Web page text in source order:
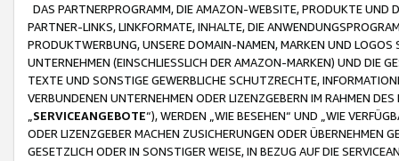
DAS PARTNERPROGRAMM, DIE AMAZON-WEBSITE, PRODUKTE UND
PARTNER-LINKS, LINKFORMATE, INHALTE, DIE
PRODUKTWERBUNG, UNSERE DOMAIN-NAMEN, MARKEN UND
UNTERNEHMEN (EINSCHLIESSLICH DER AMAZON-MARKEN) UND DIE
TEXTE UND SONSTIGE GEWERBLICHE SCHUTZRECHTE,
VERBUNDENEN UNTERNEHMEN ODER LIZENZGEBERN IM RAHMEN
SERVICEANGEBOTE“), WERDEN „WIE BESEHEN“ UND „WIE
ODER LIZENZGEBER MACHEN ZUSICHERUNGEN ODER ÜBERNEHMEN
GESETZLICH ODER IN SONSTIGER WEISE, IN BEZUG AUF DIE